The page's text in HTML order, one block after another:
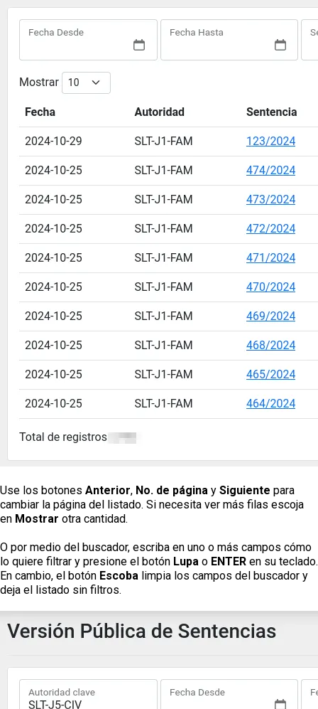
Use los botones Anterior, No. de página y Siguiente para
cambiar la página del listado. Si necesita ver más filas escoja
en Mostrar otra cantidad.
O por medio del buscador, escriba en uno o más campos cómo
lo quiere filtrar y presione el botón Lupa o ENTER en su teclado.
En cambio, el botón Escoba limpia los campos del buscador y
deja el listado sin filtros.